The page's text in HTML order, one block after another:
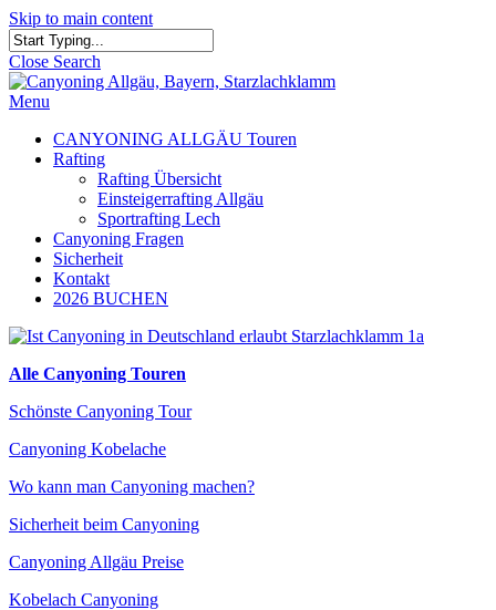
Skip to main content
Close Search
Menu
CANYONING ALLGÄU Touren
Rafting
Rafting Übersicht
Einsteigerrafting Allgäu
Sportrafting Lech
Canyoning Fragen
Sicherheit
Kontakt
2026 BUCHEN
Alle Canyoning Touren
Schönste Canyoning Tour
Canyoning Kobelache
Wo kann man Canyoning machen?
Sicherheit beim Canyoning
Canyoning Allgäu Preise
Kobelach Canyoning